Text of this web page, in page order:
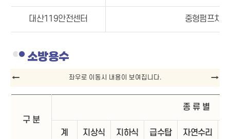
대산119안전센터 중형펌프차,
소방용수
구 분
종 류 별
계 지상식 지하식 급수탑 자연수리